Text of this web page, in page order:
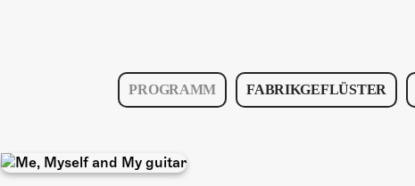
PROGRAMM FABRIKGEFLÜSTER